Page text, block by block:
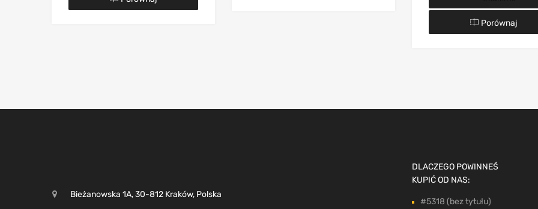
Porównaj
Bieżanowska 1A, 30-812 Kraków, Polska
DLACZEGO POWINNEŚ
KUPIĆ OD NAS:
#5318 (bez tytułu)